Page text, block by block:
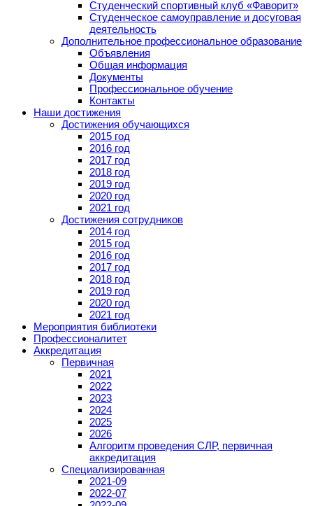
Студенческий спортивный клуб «Фаворит»
Студенческое самоуправление и досуговая
деятельность
Дополнительное профессиональное образование
Объявления
Общая информация
Документы
Профессиональное обучение
Контакты
Наши достижения
Достижения обучающихся
2015 год
2016 год
2017 год
2018 год
2019 год
2020 год
2021 год
Достижения сотрудников
2014 год
2015 год
2016 год
2017 год
2018 год
2019 год
2020 год
2021 год
Мероприятия библиотеки
Профессионалитет
Аккредитация
Первичная
2021
2022
2023
2024
2025
2026
Алгоритм проведения СЛР, первичная
аккредитация
Специализированная
2021-09
2022-07